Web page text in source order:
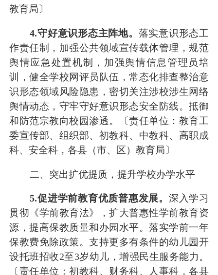
教育局〕
4.守好意识形态主阵地。 落实意识形态工
作责任制， 加强公共领域宣传载体管理，规范
舆情应急处置机制， 加强舆情信息管理员培
训，健全学校网评员队伍，常态化排查整治意
识形态领域风险隐患，密切关注涉校涉生网络
舆情动态，守牢守好意识形态安全防线。抵御
和防范宗教向校园渗透。
〔责任单位：教育工
委宣传部、 组织部、 初教科、中教科、高职成
科、安全科，各县（市、区）教育局〕
二、突出扩优提质，提升学校办学水平
5.促进学前教育优质普惠发展。 深入学习
贯彻《学前教育法》，扩大普惠性学前教育资
源 ，提高保教质量和办园水平。落实学前一年
保教费免除政策。支持更多有条件的幼儿园开
设托班招收2至3岁幼儿， 增强民生服务能力。
〔责任单位：初教科、财务科、人事科，各县